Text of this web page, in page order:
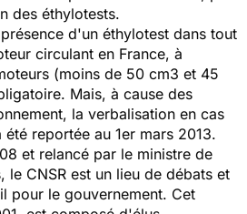
des éthylotests.
d'un éthylotest dans tout
circulant en France, à
(moins de 50 cm3 et 45
Mais, à cause des
la verbalisation en cas
reportée au 1er mars 2013.
et relancé par le ministre de
le CNSR est un lieu de débats et
pour le gouvernement. Cet